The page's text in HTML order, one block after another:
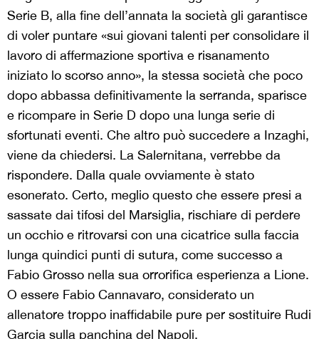
Serie B, alla fine dell’annata la società gli garantisce
di voler puntare «sui giovani talenti per consolidare il
lavoro di affermazione sportiva e risanamento
iniziato lo scorso anno», la stessa società che poco
dopo abbassa definitivamente la serranda, sparisce
e ricompare in Serie D dopo una lunga serie di
sfortunati eventi. Che altro può succedere a Inzaghi,
viene da chiedersi. La Salernitana, verrebbe da
rispondere. Dalla quale ovviamente è stato
esonerato. Certo, meglio questo che essere presi a
sassate dai tifosi del Marsiglia, rischiare di perdere
un occhio e ritrovarsi con una cicatrice sulla faccia
lunga quindici punti di sutura, come successo a
Fabio Grosso nella sua orrorifica esperienza a Lione.
O essere Fabio Cannavaro, considerato un
allenatore troppo inaffidabile pure per sostituire Rudi
Garcia sulla panchina del Napoli.